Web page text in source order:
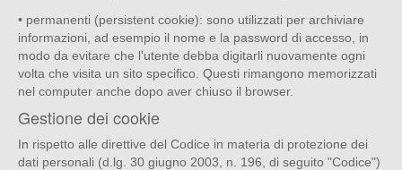
• permanenti (persistent cookie): sono utilizzati per archiviare
informazioni, ad esempio il nome e la password di accesso, in
modo da evitare che l'utente debba digitarli nuovamente ogni
volta che visita un sito specifico. Questi rimangono memorizzati
nel computer anche dopo aver chiuso il browser.
Gestione dei cookie
In rispetto alle direttive del Codice in materia di protezione dei
dati personali (d.lg. 30 giugno 2003, n. 196, di seguito "Codice")